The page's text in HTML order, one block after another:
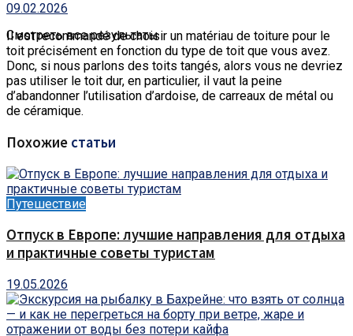
Смотреть все результаты
09.02.2026
Il est recommandé de choisir un matériau de toiture pour le
toit précisément en fonction du type de toit que vous avez.
Donc, si nous parlons des toits tangés, alors vous ne devriez
pas utiliser le toit dur, en particulier, il vaut la peine
d’abandonner l’utilisation d’ardoise, de carreaux de métal ou
de céramique.
Похожие статьи
Путешествие
Отпуск в Европе: лучшие направления для отдыха
и практичные советы туристам
19.05.2026